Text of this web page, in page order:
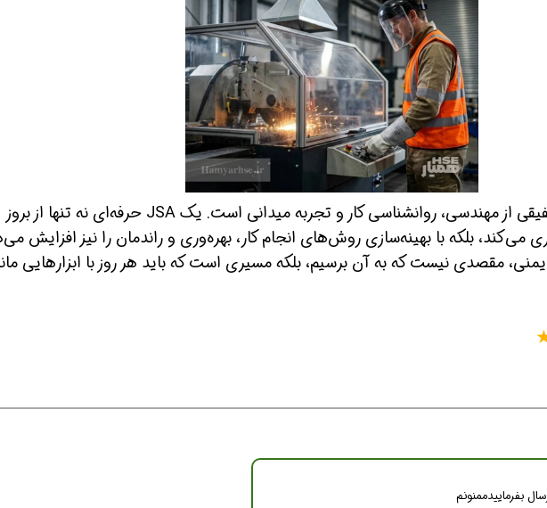
تدوین JSA یک هنر تلفیقی از مهندسی، روانشناسی کار و تجربه میدانی است. یک JSA حرفه‌ای نه تنها از بروز
می‌کند، بلکه با بهینه‌سازی روش‌های انجام کار، بهره‌وری و راندمان را نیز افزایش
مقصدی نیست که به آن برسیم، بلکه مسیری است که باید هر روز با ابزارهایی